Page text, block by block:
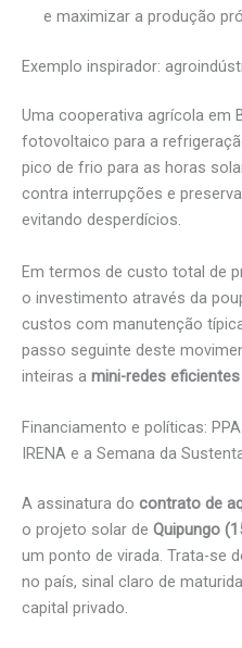
e maximizar a produção
Exemplo inspirador:
Uma cooperativa agrícola em
fotovoltaico para a
pico de frio para as horas
contra interrupções e
evitando desperdícios.
Em termos de custo total de
o investimento através da
custos com manutenção
passo seguinte deste
inteiras a mini-redes eficientes
Financiamento e políticas:
IRENA e a Semana da
A assinatura do contrato de
o projeto solar de Quipungo
um ponto de virada. Trata-se
no país, sinal claro de
capital privado.